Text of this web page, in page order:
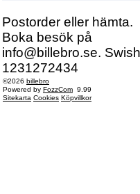
Postorder eller hämta.
Boka besök på
info@billebro.se. Swish
1231272434
©2026 billebro
Powered by FozzCom 9.99
Sitekarta Cookies Köpvillkor